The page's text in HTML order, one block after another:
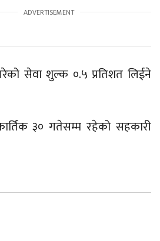
सेवा शुल्क ०.५ प्रतिशत लिईने
३० गतेसम्म रहेको सहकारी